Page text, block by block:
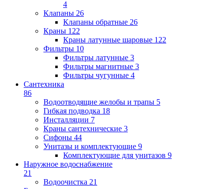
4
Клапаны 26
Клапаны обратные 26
Краны 122
Краны латунные шаровые 122
Фильтры 10
Фильтры латунные 3
Фильтры магнитные 3
Фильтры чугунные 4
Сантехника
86
Водоотводящие желобы и трапы 5
Гибкая подводка 18
Инсталляции 7
Краны сантехнические 3
Сифоны 44
Унитазы и комплектующие 9
Комплектующие для унитазов 9
Наружное водоснабжение
21
Водоочистка 21